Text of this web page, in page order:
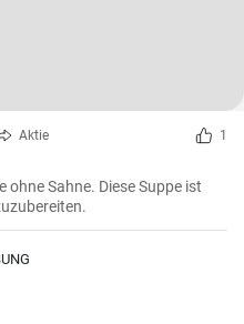
Aktie 1
ohne Sahne. Diese Suppe ist